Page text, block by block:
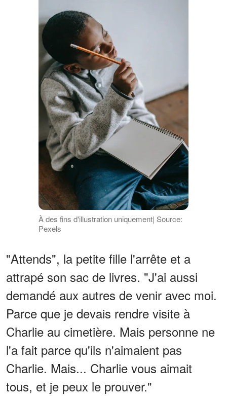
À des fins d'illustration uniquement| Source:
Pexels
"Attends", la petite fille l'arrête et a
attrapé son sac de livres. "J'ai aussi
demandé aux autres de venir avec moi.
Parce que je devais rendre visite à
Charlie au cimetière. Mais personne ne
l'a fait parce qu'ils n'aimaient pas
Charlie. Mais... Charlie vous aimait
tous, et je peux le prouver."